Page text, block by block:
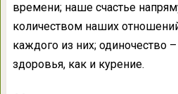
времени; наше счастье
количеством наших
каждого из них; одиночество
здоровья, как и курение.